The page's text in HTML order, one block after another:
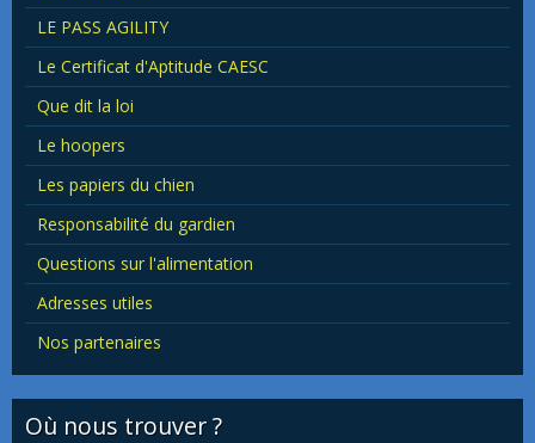
LE PASS AGILITY
Le Certificat d'Aptitude CAESC
Que dit la loi
Le hoopers
Les papiers du chien
Responsabilité du gardien
Questions sur l'alimentation
Adresses utiles
Nos partenaires
Où nous trouver ?